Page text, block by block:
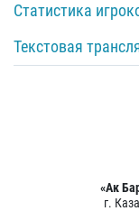
Статистика
Текстовая
«Ак
г.